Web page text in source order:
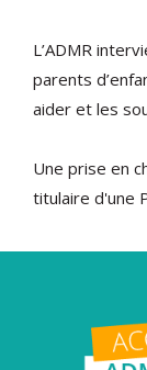
L’ADMR
parents
aider et les
Une prise en
titulaire d'une